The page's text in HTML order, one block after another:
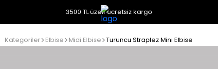
3500 TL üzeri ücretsiz kargo
Kategoriler Elbise Midi Elbise Turuncu Straplez Mini Elbise